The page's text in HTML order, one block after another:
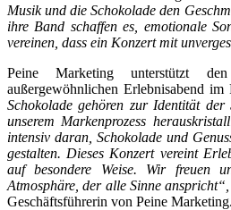
Musik und die Schokolade den
ihre Band schaffen es, emotionale
vereinen, dass ein Konzert mit
Peine Marketing unterstützt
außergewöhnlichen Erlebnisabend im
Schokolade gehören zur Identität
unserem Markenprozess
intensiv daran, Schokolade und
gestalten. Dieses Konzert vereint
auf besondere Weise. Wir freuen
Atmosphäre, der alle Sinne
Geschäftsführerin von Peine Marketing.